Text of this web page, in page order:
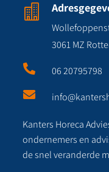

3061 MZ

06 20795798

Kanters Horeca
ondernemers en
de snel veranderde